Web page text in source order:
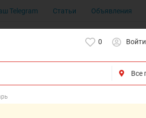
Telegram Статьи Объявления
0 Войти